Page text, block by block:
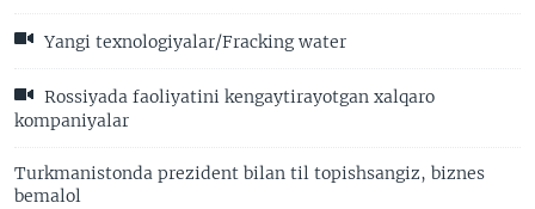
Yangi texnologiyalar/Fracking water
Rossiyada faoliyatini kengaytirayotgan xalqaro
kompaniyalar
Turkmanistonda prezident bilan til topishsangiz, biznes
bemalol